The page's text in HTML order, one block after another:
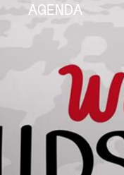
AGENDA